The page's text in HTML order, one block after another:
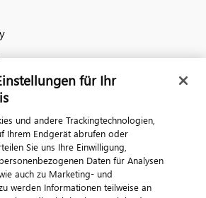
Sie uns
für Ihr
und andere Trackingtechnologien,
Ihrem Endgerät abrufen oder
Sie uns Ihre Einwilligung,
Daten für Analysen
auch zu Marketing- und
werden Informationen teilweise an